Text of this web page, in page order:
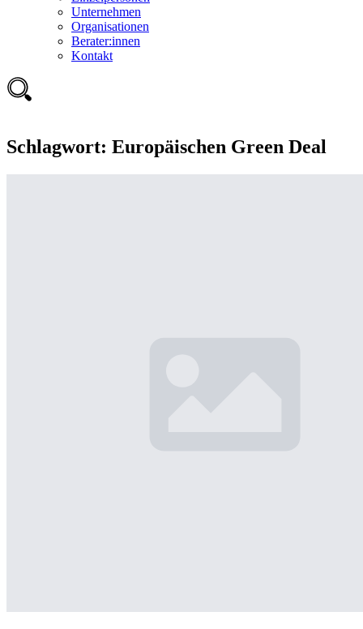
Unternehmen
Organisationen
Berater:innen
Kontakt
Schlagwort: Europäischen Green Deal